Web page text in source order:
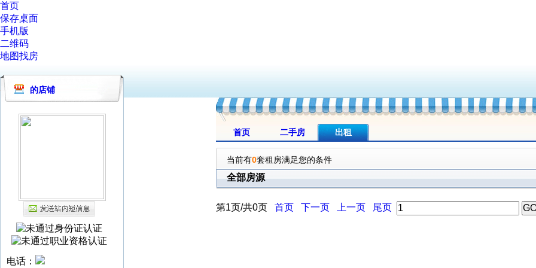
首页
保存桌面
手机版
二维码
地图找房
的店铺
电话：
首页 二手房 出租
当前有0套租房满足您的条件
全部房源
第1页/共0页 首页 下一页 上一页 尾页